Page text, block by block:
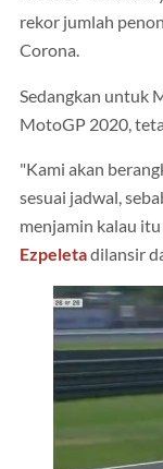
rekor jumlah
Corona.
Sedangkan untuk
MotoGP 2020,
"Kami akan
sesuai jadwal,
menjamin kalau
Ezpeletadilansir